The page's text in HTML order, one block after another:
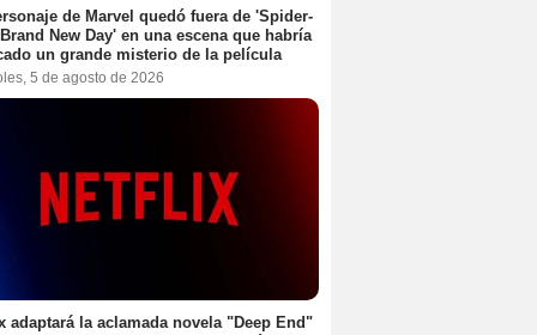
de Marvel quedó fuera de 'Spider-
New Day' en una escena que habría
un grande misterio de la película
5 de agosto de 2026
adaptará la aclamada novela "Deep End"